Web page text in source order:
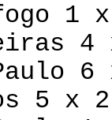
1
5 x